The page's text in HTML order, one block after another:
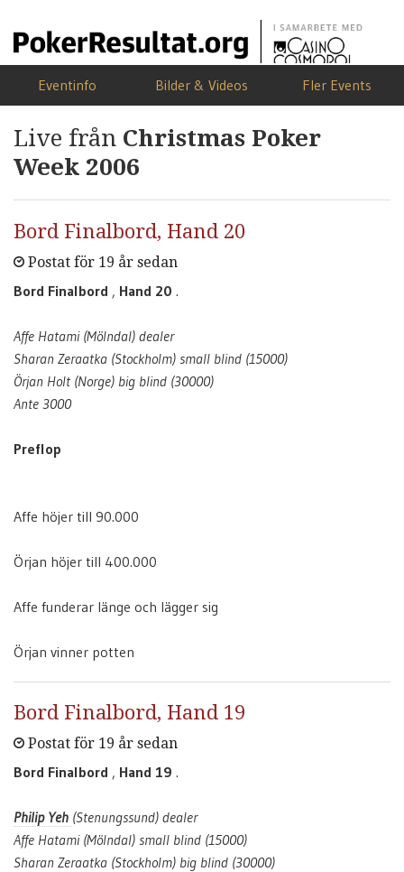
Eventinfo Bilder & Videos Fler Events
Live från Christmas Poker
Week 2006
Bord Finalbord, Hand 20
Postat för 19 år sedan
Bord Finalbord , Hand 20 .
Affe Hatami (Mölndal) dealer
Sharan Zeraatka (Stockholm) small blind (15000)
Örjan Holt (Norge) big blind (30000)
Ante 3000
Preflop
Affe höjer till 90.000
Örjan höjer till 400.000
Affe funderar länge och lägger sig
Örjan vinner potten
Bord Finalbord, Hand 19
Postat för 19 år sedan
Bord Finalbord , Hand 19 .
Philip Yeh (Stenungssund) dealer
Affe Hatami (Mölndal) small blind (15000)
Sharan Zeraatka (Stockholm) big blind (30000)